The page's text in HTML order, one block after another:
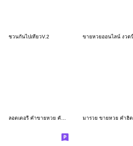
ชวนกันไปเที่ยวV.2
ลอตเตอรี่ คำขายหวย คัลเลอร์ฟูล อักษรใหญ่ มารวย ขายหวย คำฮิต